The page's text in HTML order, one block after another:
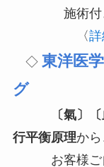
施術付き
〈
◇ 東洋医
グ
〔氣〕
行平衡原理から
お客様ご自